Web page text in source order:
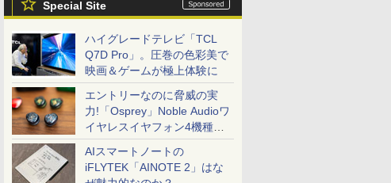
Special Site
ハイグレードテレビ「TCL
Q7D Pro」。圧巻の色彩美で
映画＆ゲームが極上体験に
エントリーなのに脅威の実
力!「Osprey」Noble Audioワ
イヤレスイヤフォン4機種を
一気に聴く
AIスマートノートの
iFLYTEK「AINOTE 2」はな